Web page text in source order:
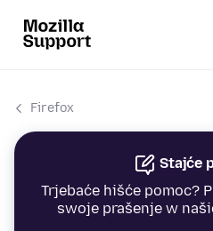
Firefox
Stajće
Trjebaće hišće pomoc?
swoje prašenje w